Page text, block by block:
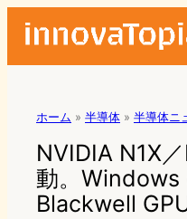
ホーム » 半導体 » 半導体ニ
NVIDIA N1X
動。Windows
Blackwell